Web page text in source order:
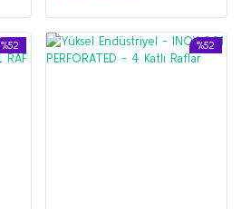
%52 %52